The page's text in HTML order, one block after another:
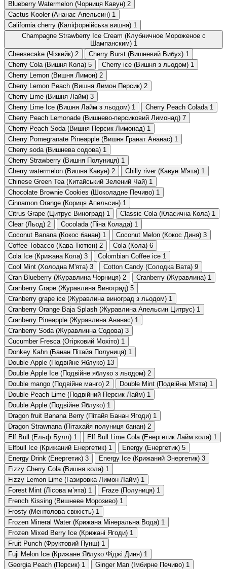
Blueberry Watermelon (Чорниця Кавун) 2
Cactus Kooler (Ананас Апельсин) 1
California cherry (Каліфорнійська вишня) 1
Champagne Strawberry Ice Cream (Клубничное Мороженое с
Шампанским) 1
Cheesecake (Чізкейк) 2 Cherry Burst (Вишневий Вибух) 1
Cherry Cola (Вишня Кола) 5 Cherry ice (Вишня з льодом) 1
Cherry Lemon (Вишня Лимон) 2
Cherry Lemon Peach (Вишня Лимон Персик) 2
Cherry Lime (Вишня Лайм) 3
Cherry Lime Ice (Вишня Лайм з льодом) 1 Cherry Peach Colada 1
Cherry Peach Lemonade (Вишнево-персиковий Лимонад) 7
Cherry Peach Soda (Вишня Персик Лимонад) 1
Cherry Pomegranate Pineapple (Вишня Гранат Ананас) 1
Cherry soda (Вишнева содова) 1
Cherry Strawberry (Вишня Полуниця) 1
Cherry watermelon (Вишня Кавун) 2 Chilly river (Кавун М'ята) 1
Chinese Green Tea (Китайський Зелений Чай) 1
Chocolate Brownie Cookies (Шоколадне Печиво) 1
Cinnamon Orange (Кориця Апельсин) 1
Citrus Grape (Цитрус Виноград) 1 Classic Cola (Класична Кола) 1
Clear (Льод) 2 Cocolada (Піна Колада) 1
Coconut Banana (Кокос банан) 1 Coconut Melon (Кокос Диня) 3
Coffee Tobacco (Кава Тютюн) 2 Cola (Кола) 6
Cola Ice (Крижана Кола) 3 Colombian Coffee ice 1
Cool Mint (Холодна М'ята) 3 Cotton Candy (Солодка Вата) 9
Cran Blueberry (Журавлина Чорниця) 2 Cranberry (Журавлина) 1
Cranberry Grape (Журавлина Виноград) 5
Cranberry grape ice (Журавлина виноград з льодом) 1
Cranberry Orange Baja Splash (Журавлина Апельсин Цитрус) 1
Cranberry Pineapple (Журавлина Ананас) 1
Cranberry Soda (Журавлинна Содова) 3
Cucumber Fresca (Огірковий Мохіто) 1
Donkey Kahn (Банан Пітайя Полуниця) 1
Double Apple (Подвійне Яблуко) 13
Double Apple Ice (Подвійне яблуко з льодом) 2
Double mango (Подвійне манго) 2 Double Mint (Подвійна М'ята) 1
Double Peach Lime (Подвійний Персик Лайм) 1
Double Аpple (Подвійне Яблуко) 1
Dragon fruit Banana Berry (Пітайя Банан Ягоди) 1
Dragon Strawnana (Пітахайя полуниця банан) 2
Elf Bull (Ельф Булл) 1 Elf Bull Lime Cola (Енергетик Лайм кола) 1
Elfbull Ice (Крижаний Енергетик) 1 Energy (Енергетик) 5
Energy Drink (Енергетик) 3 Energy Ice (Крижаний Энергетик) 3
Fizzy Cherry Cola (Вишня кола) 1
Fizzy Lemon Lime (Газировка Лимон Лайм) 1
Forest Mint (Лісова мʼята) 1 Fraze (Полуниця) 1
French Kissing (Вишневе Морозиво) 1
Frosty (Ментолова свіжість) 1
Frozen Mineral Water (Крижана Мінеральна Вода) 1
Frozen Mixed Berry Ice (Крижані Ягоди) 1
Fruit Punch (Фруктовий Пунш) 1
Fuji Melon Ice (Крижане Яблуко Фіджі Диня) 1
Georgia Peach (Персик) 1 Ginger Man (Імбирне Печиво) 1